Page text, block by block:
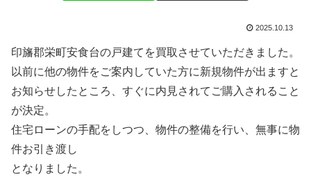
2025.10.13
印旛郡栄町安食台の戸建てを買取させていただきました。
以前に他の物件をご案内していた方に新規物件が出ますと
お知らせしたところ、すぐに内見されてご購入されること
が決定。
住宅ローンの手配をしつつ、物件の整備を行い、無事に物
件お引き渡し
となりました。